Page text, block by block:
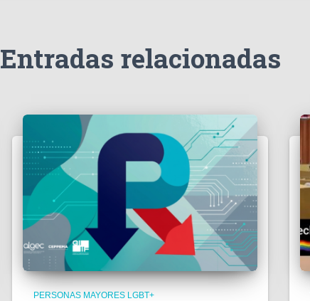
Entradas relacionadas
PERSONAS MAYORES LGBT+